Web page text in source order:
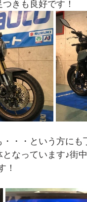
きも良好です！
・・という方に
なっています♪街
！